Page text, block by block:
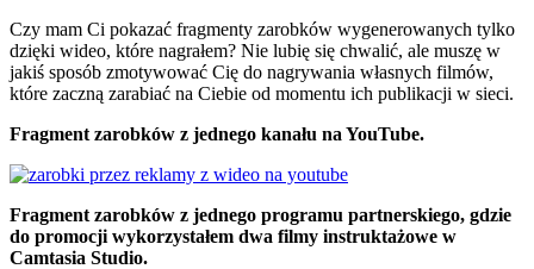
Czy mam Ci pokazać fragmenty zarobków wygenerowanych tylko
dzięki wideo, które nagrałem? Nie lubię się chwalić, ale muszę w
jakiś sposób zmotywować Cię do nagrywania własnych filmów,
które zaczną zarabiać na Ciebie od momentu ich publikacji w sieci.
Fragment zarobków z jednego kanału na YouTube.
Fragment zarobków z jednego programu partnerskiego, gdzie
do promocji wykorzystałem dwa filmy instruktażowe w
Camtasia Studio.